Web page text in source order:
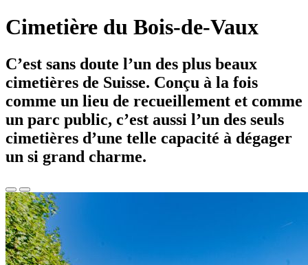
Cimetière du Bois-de-Vaux
C’est sans doute l’un des plus beaux
cimetières de Suisse. Conçu à la fois
comme un lieu de recueillement et comme
un parc public, c’est aussi l’un des seuls
cimetières d’une telle capacité à dégager
un si grand charme.